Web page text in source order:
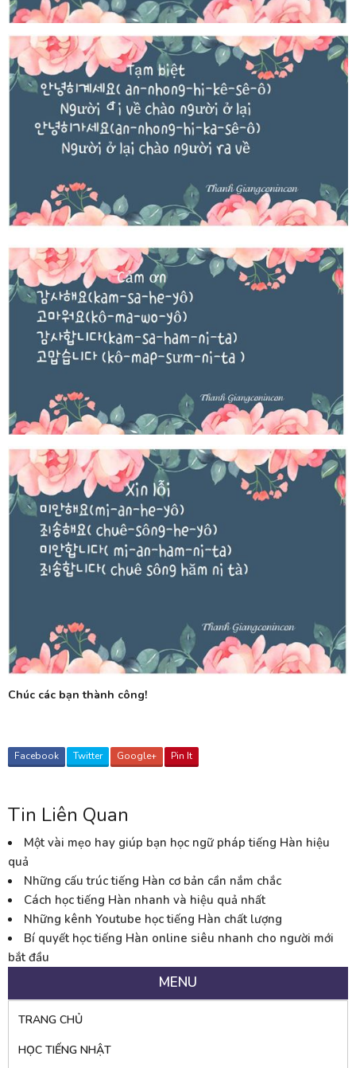
Chúc các bạn thành công!
Facebook Twitter Google+ Pin It
Tin Liên Quan
Một vài mẹo hay giúp bạn học ngữ pháp tiếng Hàn hiệu
quả
Những cấu trúc tiếng Hàn cơ bản cần nắm chắc
Cách học tiếng Hàn nhanh và hiệu quả nhất
Những kênh Youtube học tiếng Hàn chất lượng
Bí quyết học tiếng Hàn online siêu nhanh cho người mới
bắt đầu
MENU
TRANG CHỦ
HỌC TIẾNG NHẬT